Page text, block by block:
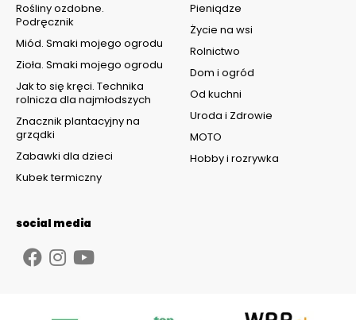
Pieniądze
Życie na wsi
Rolnictwo
Dom i ogród
Od kuchni
Uroda i Zdrowie
MOTO
Hobby i rozrywka
Rośliny ozdobne.
Podręcznik
Miód. Smaki mojego ogrodu
Zioła. Smaki mojego ogrodu
Jak to się kręci. Technika
rolnicza dla najmłodszych
Znacznik plantacyjny na
grządki
Zabawki dla dzieci
Kubek termiczny
social media